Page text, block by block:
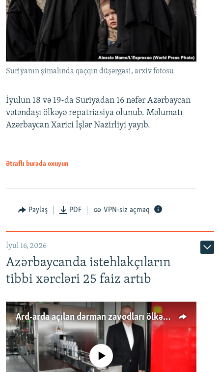
Suriyanın şimalında qaçqın düşərgəsi, arxiv fotosu
İyulun 18 və 19-da Suriyadan 16 nəfər Azərbaycan
vətəndaşı ölkəyə repatriasiya olunub. Məlumatı
Azərbaycan Xarici İşlər Nazirliyi yayıb.
Ətraflı burada oxuyun
Paylaş PDF VPN-siz açmaq
İyul 16, 2026
Azərbaycanda istehlakçıların
tibbi xərcləri 25 faiz artıb
Ard-arda açılan dərman zavodları ölkənin tələbatını ödəyirmi?
No media source currently available